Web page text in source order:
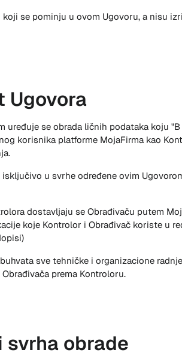
se pominju u ovom Ugovoru, a nisu
Ugovora
uređuje se obrada ličnih podataka koju
korisnika platforme MojaFirma kao
isključivo u svrhe određene ovim
dostavljaju se Obrađivaču putem
koje Kontrolor i Obrađivač koriste u
sve tehničke i organizacione
prema Kontroloru.
svrha obrade